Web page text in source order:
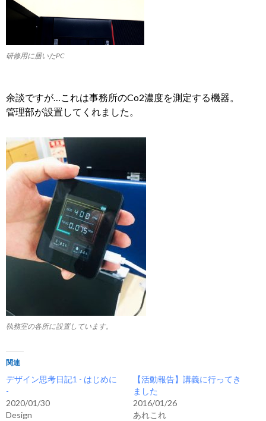
研修用に届いたPC
余談ですが…これは事務所のCo2濃度を測定する機器。
管理部が設置してくれました。
執務室の各所に設置しています。
関連
デザイン思考日記1 - はじめに
-
2020/01/30
Design
【活動報告】講義に行ってき
ました
2016/01/26
あれこれ